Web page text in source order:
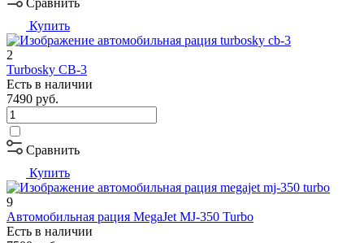
Купить
2
Turbosky CB-3
Есть в наличии
7490 руб.
Сравнить
Купить
9
Автомобильная рация MegaJet MJ-350 Turbo
Есть в наличии